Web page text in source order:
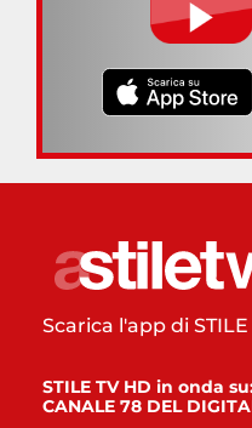
Scarica l'app di STILE
STILE TV HD in onda
CANALE 78 DEL